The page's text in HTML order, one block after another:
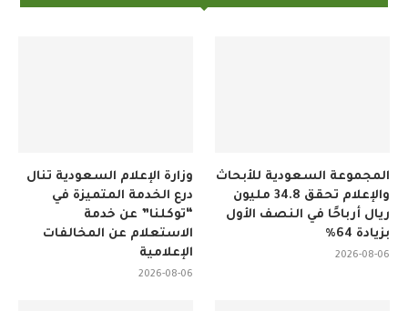
وزارة الإعلام السعودية تنال
درع الخدمة المتميزة في
“توكلنا” عن خدمة
الاستعلام عن المخالفات
الإعلامية
2026-08-06
المجموعة السعودية للأبحاث
والإعلام تحقق 34.8 مليون
ريال أرباحًا في النصف الأول
بزيادة 64%
2026-08-06